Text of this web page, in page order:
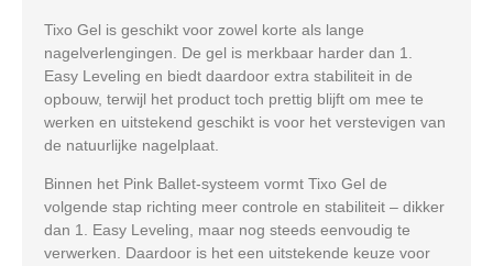
Tixo Gel is geschikt voor zowel korte als lange
nagelverlengingen. De gel is merkbaar harder dan 1.
Easy Leveling en biedt daardoor extra stabiliteit in de
opbouw, terwijl het product toch prettig blijft om mee te
werken en uitstekend geschikt is voor het verstevigen van
de natuurlijke nagelplaat.
Binnen het Pink Ballet-systeem vormt Tixo Gel de
volgende stap richting meer controle en stabiliteit – dikker
dan 1. Easy Leveling, maar nog steeds eenvoudig te
verwerken. Daardoor is het een uitstekende keuze voor